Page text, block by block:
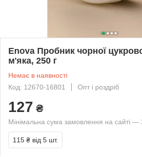
Enova Пробник чорної
м'яка, 250 г
Немає в наявності
Код: 12670-16801
Опт і роздріб
127 ₴
Мінімальна сума замовлення на сайті —
115 ₴ від 5 шт.